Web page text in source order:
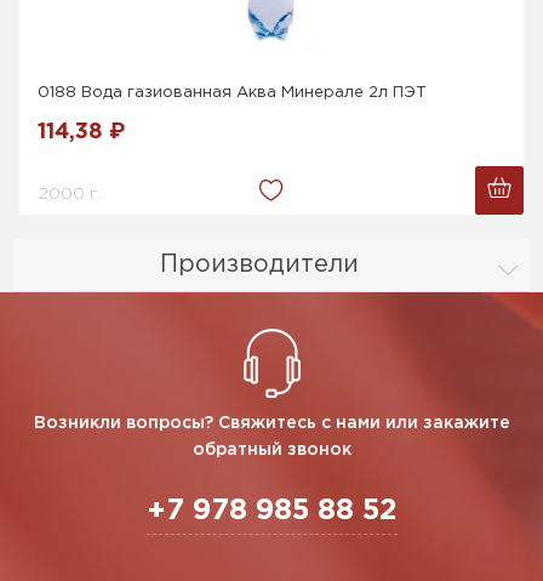
Производители
0188 Вода газиованная Аква Минерале 2л ПЭТ
114,38 ₽
2000 г.
Возникли вопросы? Свяжитесь с нами или закажите
обратный звонок
+7 978 985 88 52